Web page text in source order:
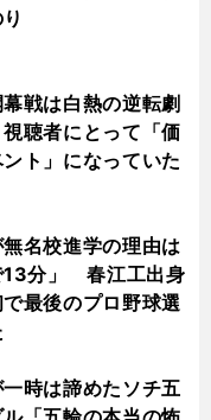
幕戦は白熱の逆転劇
聴者にとって「価
ト」になっていた
名校進学の理由は
13分」 春江工出身
最後のプロ野球選
時は諦めたソチ五